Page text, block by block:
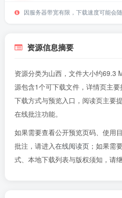
因服务器带宽有限，下载速度可能会
资源信息摘要
资源分类为山西，文件大小约69.3
源包含1个可下载文件，详情页主要
下载方式与预览入口，阅读页主要
在线批注功能。
如果需要查看公开预览页码、使用
批注，请进入在线阅读页 ；如果需
式、本地下载列表与版权须知，请